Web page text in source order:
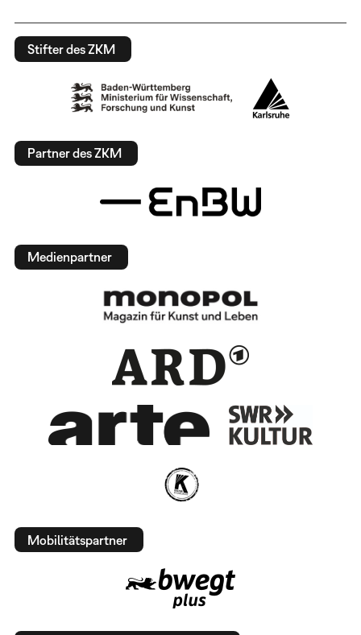
Stifter des ZKM
Partner des ZKM
Medienpartner
Mobilitätspartner